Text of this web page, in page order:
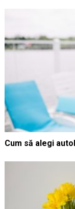
Cum să alegi